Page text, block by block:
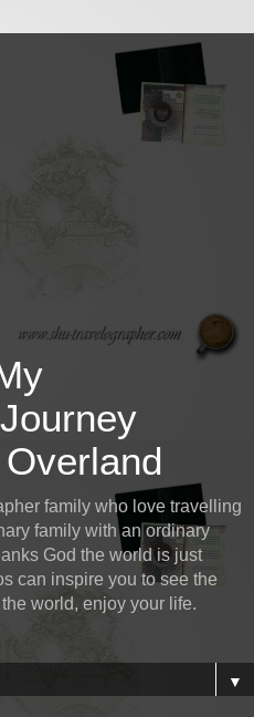
family who love travelling
family with an ordinary
God the world is just
can inspire you to see the
world, enjoy your life.
▼